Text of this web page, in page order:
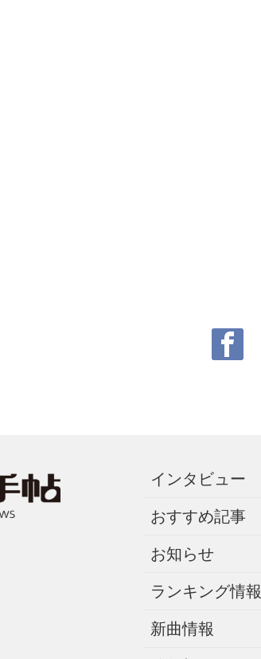
インタビュー
おすすめ記事
お知らせ
ランキング情報
新曲情報